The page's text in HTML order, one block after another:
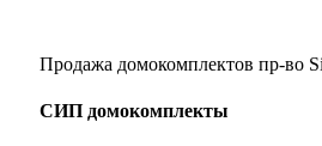
Продажа домокомплектов пр-во
СИП домокомплекты